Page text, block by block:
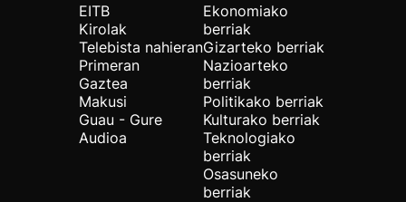
EITB
Kirolak
Telebista nahieran
Primeran
Gaztea
Makusi
Guau - Gure
Audioa
Ekonomiako
berriak
Gizarteko berriak
Nazioarteko
berriak
Politikako berriak
Kulturako berriak
Teknologiako
berriak
Osasuneko
berriak